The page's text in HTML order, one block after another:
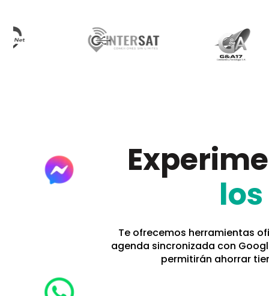
Te ofrecemos herramientas
agenda sincronizada con
permitirán ahorrar